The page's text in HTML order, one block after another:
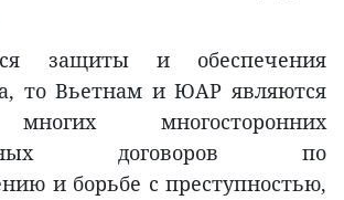
защиты и обеспечения
то Вьетнам и ЮАР являются
многосторонних
договоров по
и борьбе с преступностью,